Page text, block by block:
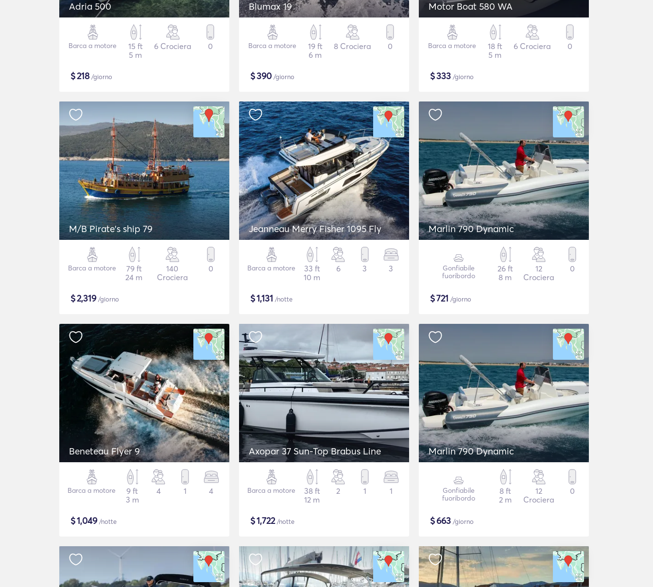
Adria 500
Barca a motore
15 ft
5 m
6 Crociera 0
$218/giorno
Blumax 19
Barca a motore
19 ft
6 m
8 Crociera 0
$390 /giorno
Motor Boat 580 WA
Barca a motore
18 ft
5 m
6 Crociera 0
$333 /giorno
M/B Pirate's ship 79
Barca a motore
79 ft
24 m
140
Crociera
0
$2,319/giorno
Jeanneau Merry Fisher 1095 Fly
Barca a motore
33 ft
10 m
6 3 3
$1,131 /notte
Marlin 790 Dynamic
Gonfiabile
fuoribordo
26 ft
8 m
12
Crociera
0
$721 /giorno
Beneteau Flyer 9
Barca a motore
9 ft
3 m
4 1 4
$1,049/notte
Axopar 37 Sun-Top Brabus Line
Barca a motore
38 ft
12 m
2 1 1
$1,722/notte
Marlin 790 Dynamic
Gonfiabile
fuoribordo
8 ft
2 m
12
Crociera
0
$663 /giorno